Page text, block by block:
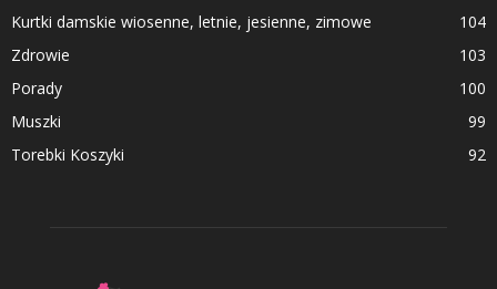
Kurtki damskie wiosenne, letnie, jesienne, zimowe
104
Zdrowie
103
Porady
100
Muszki
99
Torebki Koszyki
92